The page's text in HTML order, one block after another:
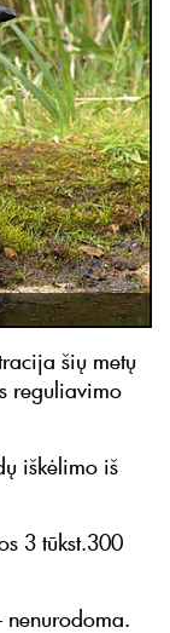
šių metų
reguliavimo
iškėlimo iš
3 tūkst.300